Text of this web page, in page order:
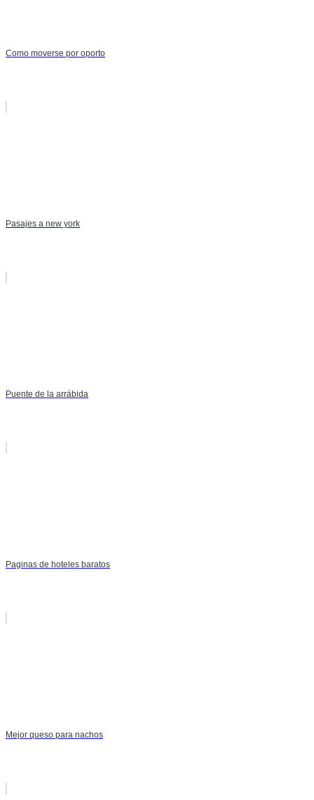
Como moverse por oporto
Pasajes a new york
Puente de la arrábida
Paginas de hoteles baratos
Mejor queso para nachos